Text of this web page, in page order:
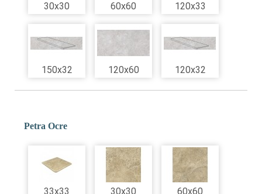
30x30 60x60 120x33
150x32 120x60 120x32
Petra Ocre
33x33 30x30 60x60